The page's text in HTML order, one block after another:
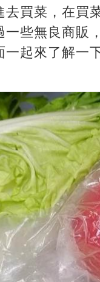
買菜，在買
些無良商販
起來了解一